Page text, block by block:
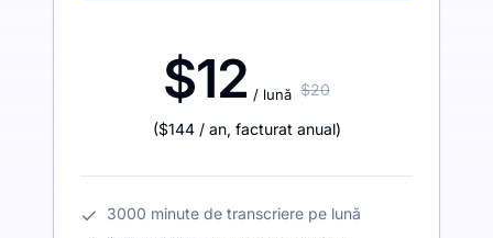
$12 / lună $20
($144 / an, facturat anual)
3000 minute de transcriere pe lună